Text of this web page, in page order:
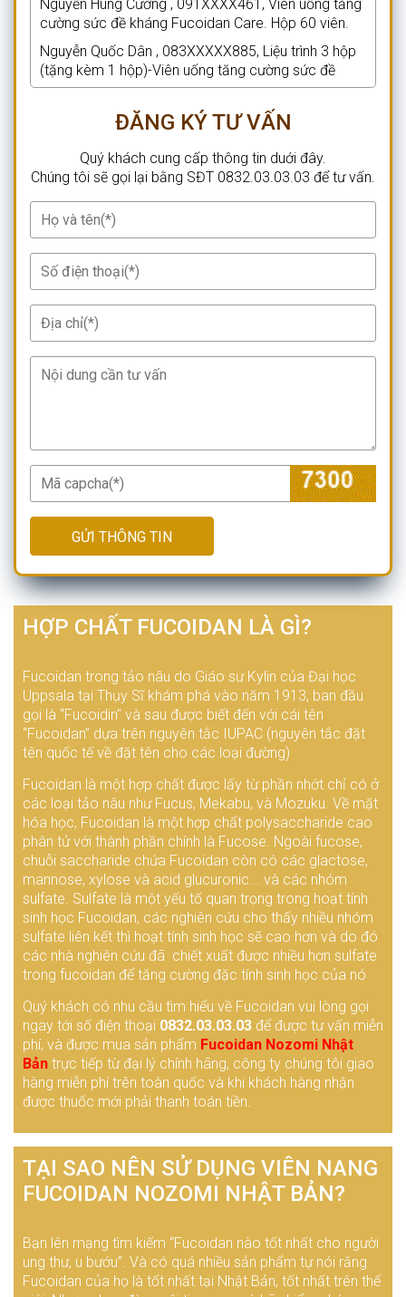
Nguyễn Hùng Cường , 091XXXX461, Viên uống tăng
cường sức đề kháng Fucoidan Care. Hộp 60 viên.
Nguyễn Quốc Dân , 083XXXXX885, Liệu trình 3 hộp
(tặng kèm 1 hộp)-Viên uống tăng cường sức đề
kháng Fucoidan Care. Hộp 60 viên.
Nguyễn Hùng , 090XXXX780, Viên uống tăng cường
Hoàng Mạnh Cường , 090XXXX124, Liệu trình 5 hộp
Fucoidan Care (tặng 2 hộp). Mỗi hộp 60 viên.
ĐĂNG KÝ TƯ VẤN
Quý khách cung cấp thông tin duới đây.
Chúng tôi sẽ gọi lại bằng SĐT 0832.03.03.03 để tư vấn.
GỬI THÔNG TIN
HỢP CHẤT FUCOIDAN LÀ GÌ?
Fucoidan trong tảo nâu do Giáo sư Kylin của Đại học
Uppsala tại Thụy Sĩ khám phá vào năm 1913, ban đầu
gọi là “Fucoidin" và sau được biết đến với cái tên
“Fucoidan” dựa trên nguyên tắc IUPAC (nguyên tắc đặt
tên quốc tế về đặt tên cho các loại đường)
Fucoidan là một hợp chất được lấy từ phần nhớt chỉ có ở
các loại tảo nâu như Fucus, Mekabu, và Mozuku. Về mặt
hóa học, Fucoidan là một hợp chất polysaccharide cao
phân tử với thành phần chính là Fucose. Ngoài fucose,
chuỗi saccharide chứa Fucoidan còn có các glactose,
mannose, xylose và acid glucuronic... và các nhóm
sulfate. Sulfate là một yếu tố quan trọng trong hoạt tính
sinh học Fucoidan, các nghiên cứu cho thấy nhiều nhóm
sulfate liên kết thì hoạt tính sinh học sẽ cao hơn và do đó
các nhà nghiên cứu đã chiết xuất được nhiều hơn sulfate
trong fucoidan để tăng cường đặc tính sinh học của nó
Quý khách có nhu cầu tìm hiểu về Fucoidan vui lòng gọi
ngay tới số điện thoại 0832.03.03.03 để được tư vấn miễn
phí, và được mua sản phẩm Fucoidan Nozomi Nhật
Bản trực tiếp từ đại lý chính hãng, công ty chúng tôi giao
hàng miễn phí trên toàn quốc và khi khách hàng nhận
được thuốc mới phải thanh toán tiền.
TẠI SAO NÊN SỬ DỤNG VIÊN NANG
FUCOIDAN NOZOMI NHẬT BẢN?
Bạn lên mạng tìm kiếm “Fucoidan nào tốt nhất cho người
ung thư, u bướu”. Và có quá nhiều sản phẩm tự nói rằng
Fucoidan của họ là tốt nhất tại Nhật Bản, tốt nhất trên thế